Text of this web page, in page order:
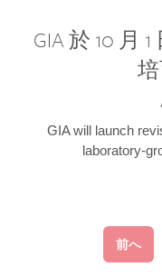
GIA 於 10 月
GIA will launch
laboratory-
前へ